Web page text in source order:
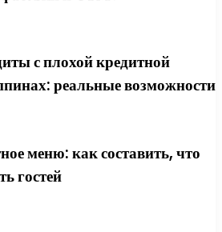
с плохой кредитной
реальные возможности
меню: как составить, что
гостей